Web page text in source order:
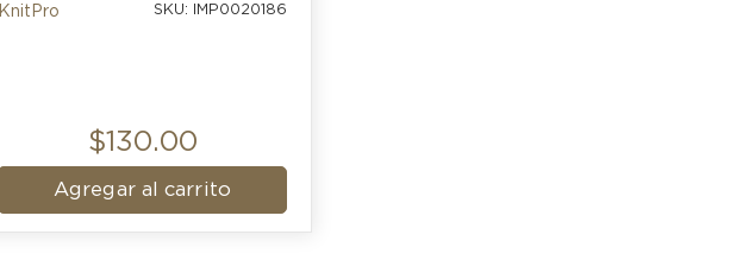
KnitPro SKU: IMP0020186
$130.00
Agregar al carrito